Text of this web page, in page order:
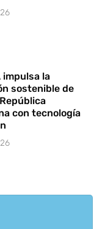
impulsa la
sostenible de
con tecnología